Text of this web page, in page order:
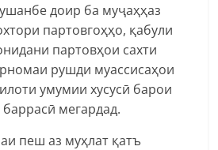
доир ба муҷаҳҳаз
партовгоҳҳо, қабули
партовҳои сахти
рушди муассисаҳои
умумии хусусӣ барои
мегардад.
пеш аз муҳлат қатъ